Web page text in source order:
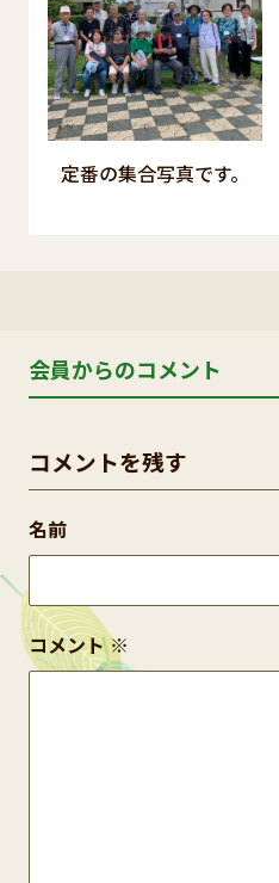
定番の集合写真です。
会員からのコメント
コメントを残す
コメント※
名前